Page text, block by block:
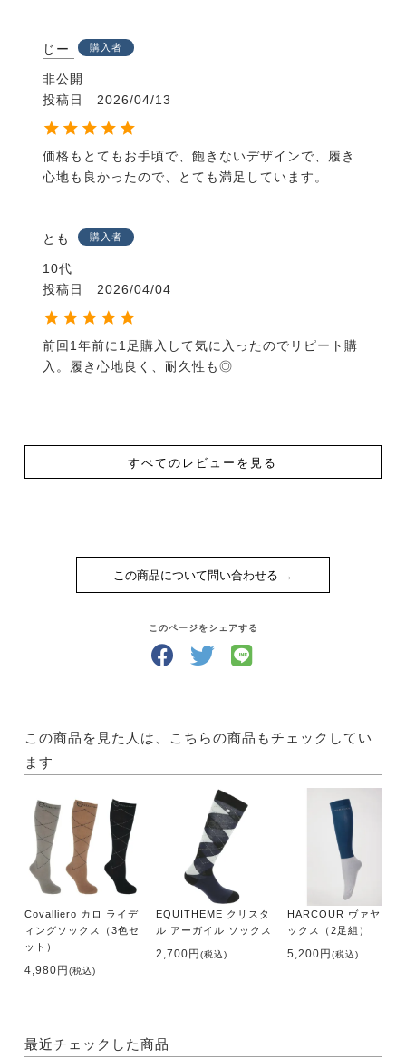
じー 購入者
非公開
投稿日
2026/04/13
価格もとてもお手頃で、飽きないデザインで、履き
心地も良かったので、とても満足しています。
とも 購入者
10代
投稿日
2026/04/04
前回1年前に1足購入して気に入ったのでリピート購
入。履き心地良く、耐久性も◎
すべてのレビューを見る
この商品について問い合わせる
このページをシェアする
この商品を見た人は、こちらの商品もチェックしてい
ます
Covalliero カロ ライデ
ィングソックス（3色セ
ット）
4,980円(税込)
EQUITHEME クリスタ
ル アーガイル ソックス
2,700円(税込)
HARCOUR ヴァヤ ソ
ックス（2足組）
5,200円(税込)
最近チェックした商品